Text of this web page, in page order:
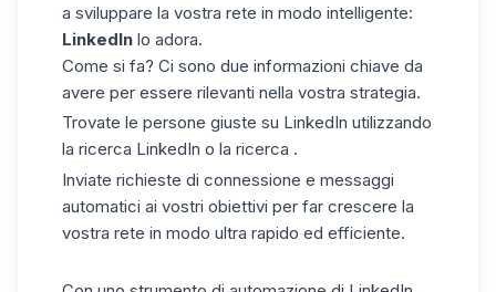
a sviluppare la vostra rete in modo intelligente:
LinkedIn lo adora.
Come si fa? Ci sono due informazioni chiave da
avere per essere rilevanti nella vostra strategia.
Trovate le persone giuste su LinkedIn utilizzando
la ricerca LinkedIn o la ricerca .
Inviate richieste di connessione e messaggi
automatici ai vostri obiettivi per far crescere la
vostra rete in modo ultra rapido ed efficiente.